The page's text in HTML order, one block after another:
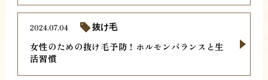
女性のための抜け毛予防！ホルモンバランスと生
活習慣
2024.07.04 抜け毛